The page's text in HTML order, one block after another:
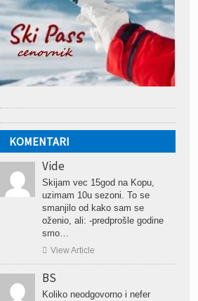
KOMENTARI
Vide
Skijam vec 15god na Kopu,
uzimam 10u sezoni. To se
smanjilo od kako sam se
oženio, ali: -predprošle godine
smo…
 View Article
BS
Koliko neodgovorno i nefer